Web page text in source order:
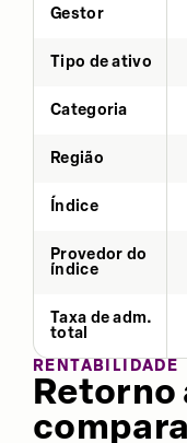
Gestor
Tipo de ativo
Categoria
Região
Índice
Provedor do
índice
Taxa de adm.
total
RENTABILIDADE
Retorno